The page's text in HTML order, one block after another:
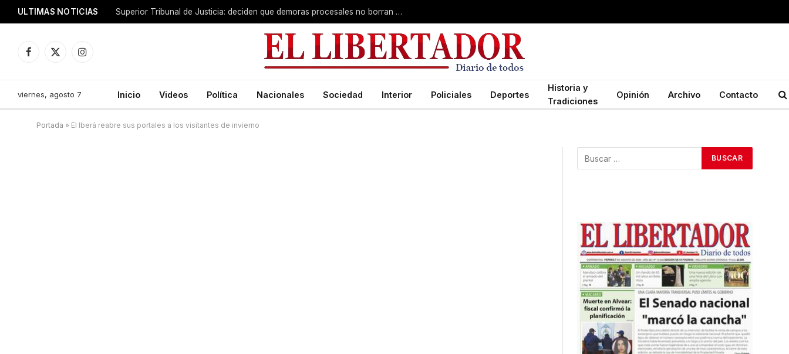
ULTIMAS NOTICIAS Superior Tribunal de Justicia: deciden que demoras procesales no borran delitos graves
Facebook
X
Instagram
viernes, agosto 7 Inicio Videos Política Nacionales Sociedad Interior Policiales Deportes
Historia y
Tradiciones
Opinión Archivo Contacto
Portada » El Iberá reabre sus portales a los visitantes de invierno